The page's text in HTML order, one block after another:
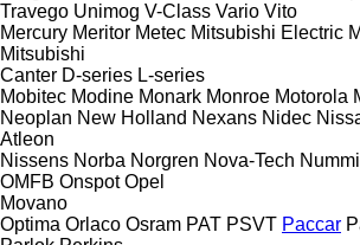
Travego Unimog V-Class Vario Vito
Mercury Meritor Metec Mitsubishi Electric
Mitsubishi
Canter D-series L-series
Mobitec Modine Monark Monroe Motorola
Neoplan New Holland Nexans Nidec
Atleon
Nissens Norba Norgren Nova-Tech Nummi
OMFB Onspot Opel
Movano
Optima Orlaco Osram PAT PSVT Paccar